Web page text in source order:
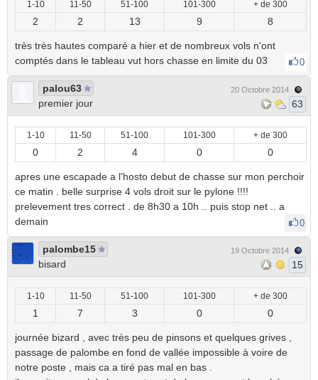
1-10 11-50 51-100 101-300 + de 300
2 2 13 9 8
très très hautes comparé a hier et de nombreux vols n'ont
comptés dans le tableau vut hors chasse en limite du 03
0
palou63
premier jour
20 Octobre 2014
63
1-10 11-50 51-100 101-300 + de 300
0 2 4 0 0
apres une escapade a l'hosto debut de chasse sur mon perchoir
ce matin . belle surprise 4 vols droit sur le pylone !!!!
prelevement tres correct . de 8h30 a 10h .. puis stop net .. a
demain
0
palombe15
bisard
19 Octobre 2014
15
1-10 11-50 51-100 101-300 + de 300
1 7 3 0 0
journée bizard , avec très peu de pinsons et quelques grives ,
passage de palombe en fond de vallée impossible à voire de
notre poste , mais ca a tiré pas mal en bas .